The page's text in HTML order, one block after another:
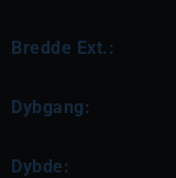
Bredde Ext.:
Dybgang:
Dybde: